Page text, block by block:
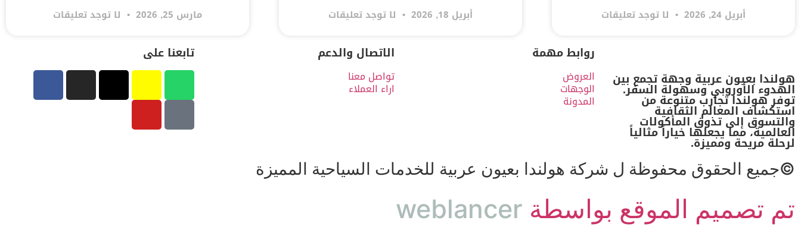
أبريل 24, 2026 لا توجد تعليقات أبريل 18, 2026 لا توجد تعليقات مارس 25, 2026 لا توجد تعليقات
هولندا بعيون عربية وجهة تجمع بين
الهدوء الأوروبي وسهولة السفر.
توفر هولندا تجارب متنوعة من
استكشاف المعالم الثقافية
والتسوق إلى تذوق المأكولات
العالمية، مما يجعلها خياراً مثالياً
لرحلة مريحة ومميزة.
روابط مهمة
العروض
الوجهات
المدونة
الاتصال والدعم
تواصل معنا
اراء العملاء
تابعنا على
©جميع الحقوق محفوظة ل شركة هولندا بعيون عربية للخدمات السياحية المميزة
تم تصميم الموقع بواسطة weblancer